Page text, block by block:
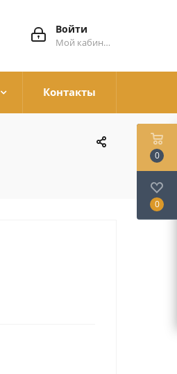
Войти
Мой кабинет
Контакты
0
0